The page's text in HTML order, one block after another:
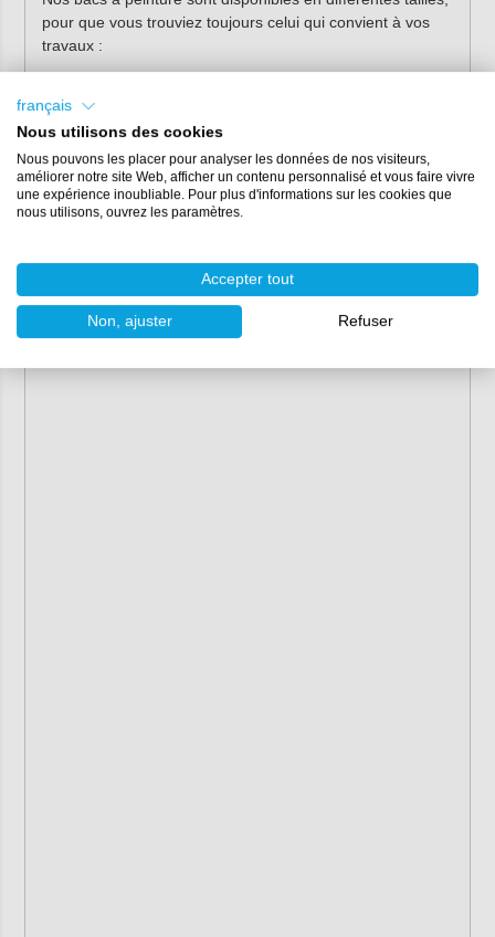
pour que vous trouviez toujours celui qui convient à vos
travaux :
Idéal pour les petits rouleaux (10 cm) et les travaux de
précision.
Moyen : 24 x 32 cm
Taille polyvalente, convenant à la plupart des
applications avec des rouleaux de 10 ou 18 cm.
Grand : 31 x 35 cm
Notre plus grand bac à peinture. Idéal pour les
grandes surfaces et l’utilisation de larges rouleaux de
25 cm.
français
Nous utilisons des cookies
Nous pouvons les placer pour analyser les données de nos visiteurs,
améliorer notre site Web, afficher un contenu personnalisé et vous faire vivre
une expérience inoubliable. Pour plus d'informations sur les cookies que
nous utilisons, ouvrez les paramètres.
Accepter tout
Non, ajuster Refuser